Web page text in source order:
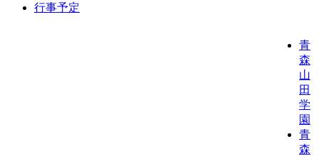
行事予定
青
森
山
田
学
園
青
森